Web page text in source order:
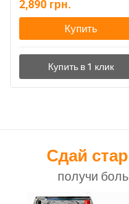
2,890 грн.
Купить
Сдай
получи